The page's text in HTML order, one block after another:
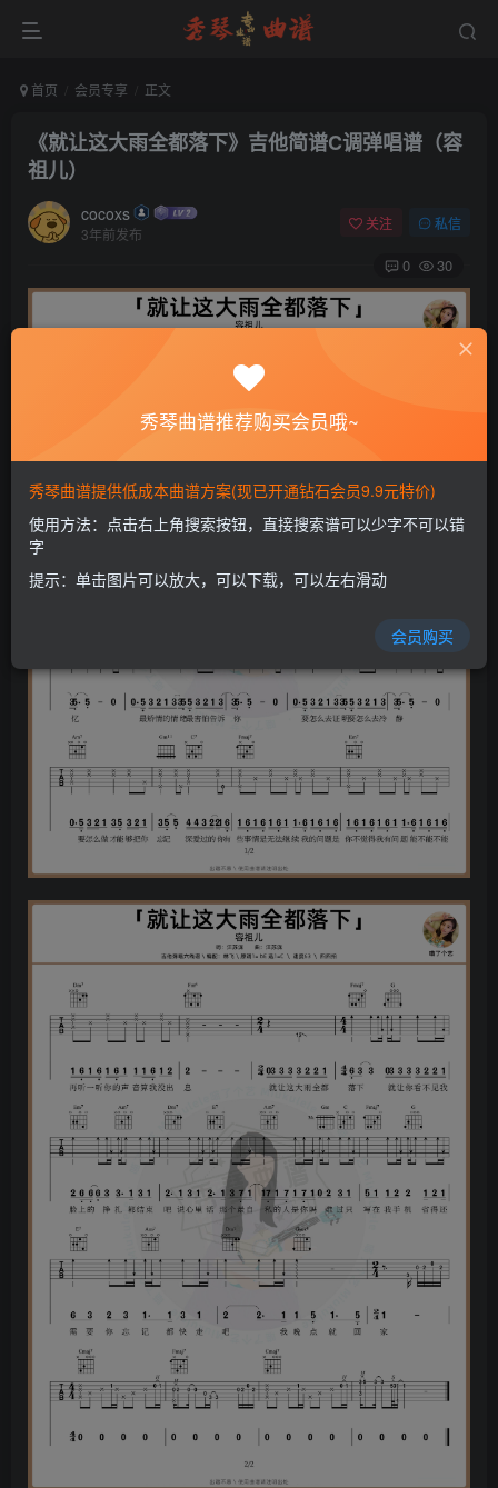
首页 会员专享 正文
《就让这大雨全都落下》吉他简谱C调弹唱谱（容
祖儿）
cocoxs
3年前发布
关注 私信
0 30
秀琴曲谱推荐购买会员哦~
秀琴曲谱提供低成本曲谱方案(现已开通钻石会员9.9元特价)
使用方法：点击右上角搜索按钮，直接搜索谱可以少字不可以错
字
提示：单击图片可以放大，可以下载，可以左右滑动
会员购买